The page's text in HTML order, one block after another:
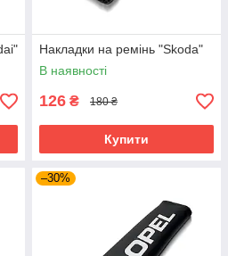
Накладки на ремінь "Skoda"
В наявності
126 ₴ 180 ₴
Купити
–30%